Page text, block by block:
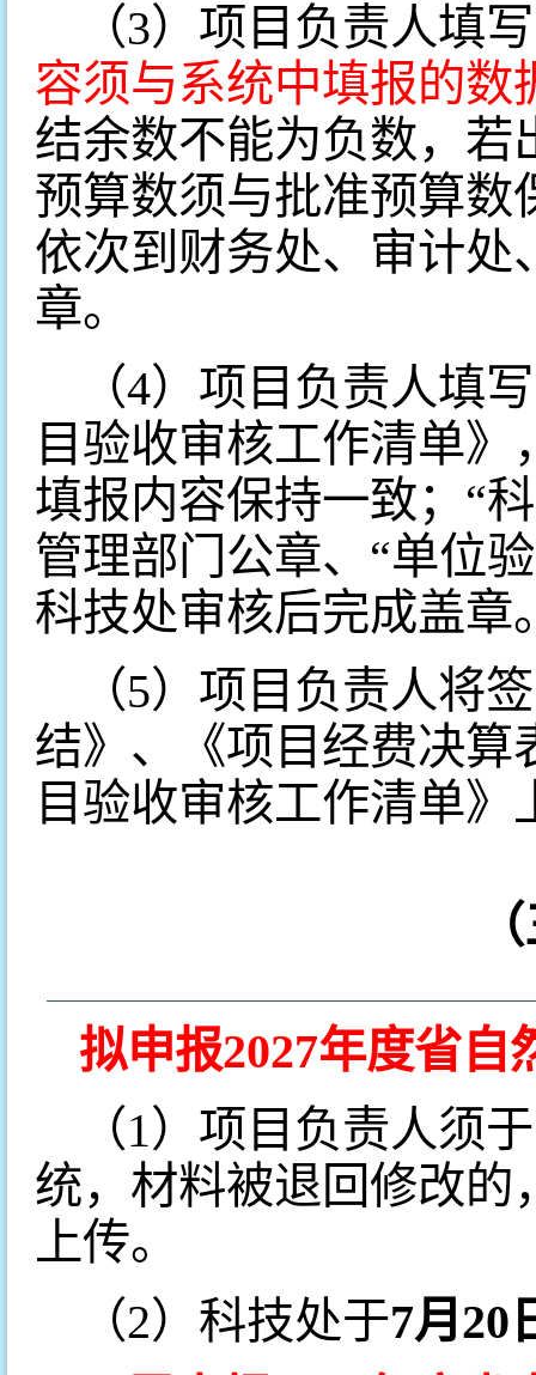
（3）项目负责人填
容须与系统中填报的数
结余数不能为负数，若
预算数须与批准预算数
依次到财务处、审计处
章。
（4）项目负责人填
目验收审核工作清单
填报内容保持一致；“
管理部门公章、“单位
科技处审核后完成盖章
（5）项目负责人将
结》、《项目经费决算
目验收审核工作清单
拟申报2027年度省自
（1）项目负责人须于
统，材料被退回修改的
上传。
（2）科技处于7月20